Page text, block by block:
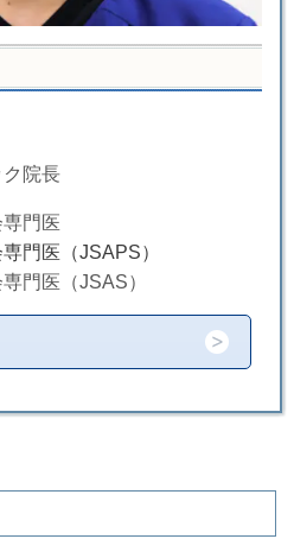
院長
門医
門医（JSAPS）
医（JSAS）